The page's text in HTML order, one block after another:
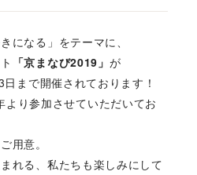
になる」をテーマに、
「京まなび2019」 が
まで開催されております！
より参加させていただいてお
用意。
れる、私たちも楽しみにして